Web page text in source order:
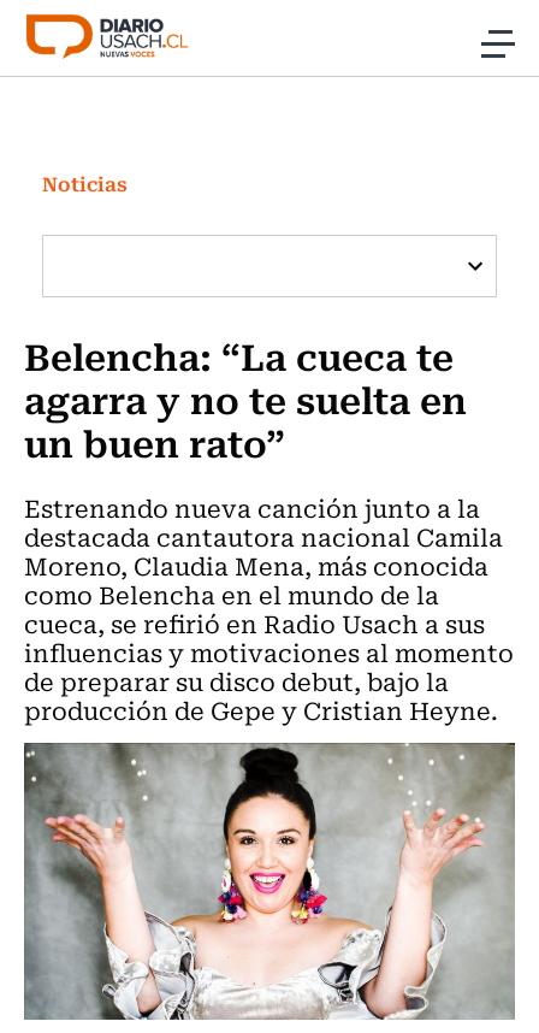
Click acá para ir directamente al contenido
Investigación
Cultura
Programas Radio y TV Usach
Noticias
Belencha: “La cueca te
agarra y no te suelta en
un buen rato”
Estrenando nueva canción junto a la
destacada cantautora nacional Camila
Moreno, Claudia Mena, más conocida
como Belencha en el mundo de la
cueca, se refirió en Radio Usach a sus
influencias y motivaciones al momento
de preparar su disco debut, bajo la
producción de Gepe y Cristian Heyne.